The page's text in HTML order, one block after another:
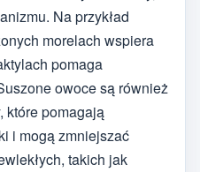
Na przykład
morelach wspiera
pomaga
owoce są również
które pomagają
i mogą zmniejszać
takich jak